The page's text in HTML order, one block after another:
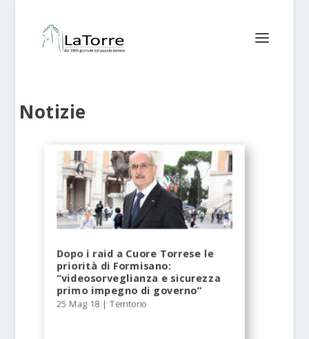
Notizie
Dopo i raid a Cuore Torrese le
priorità di Formisano:
“videosorveglianza e sicurezza
primo impegno di governo”
25 Mag 18 |Territorio